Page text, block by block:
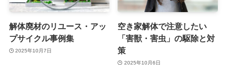
解体廃材のリユース・アッ
プサイクル事例集
2025年10月7日
空き家解体で注意したい
「害獣・害虫」の駆除と対
策
2025年10月6日